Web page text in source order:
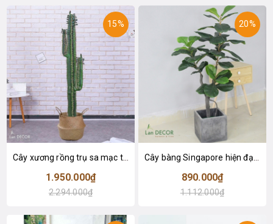
15%
Cây xương rồng trụ sa mạc trang trí loại 2 tay (155cm) - LC2912
1.950.000₫
2.294.000₫
20%
890.000₫
1.112.000₫